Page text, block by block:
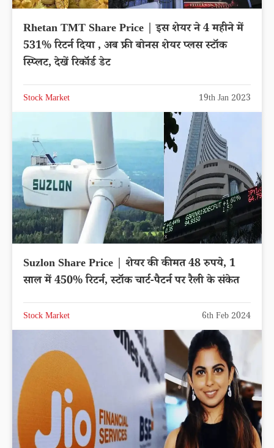
Rhetan TMT Share Price | इस शेयर ने 4 महीने में
531% रिटर्न दिया , अब फ्री बोनस शेयर प्लस स्टॉक
स्प्लिट, देखें रिकॉर्ड डेट
Stock Market 19th Jan 2023
Suzlon Share Price | शेयर की कीमत 48 रुपये, 1
साल में 450% रिटर्न, स्टॉक चार्ट-पैटर्न पर रैली के संकेत
Stock Market 6th Feb 2024